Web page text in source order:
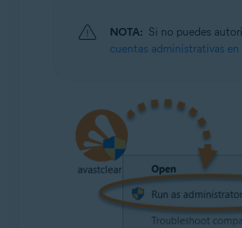
NOTA: Si no puedes
cuentas administrativas